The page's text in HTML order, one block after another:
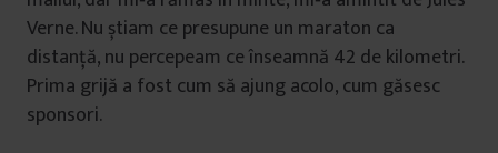
Verne. Nu știam ce presupune un maraton ca
distanță, nu percepeam ce înseamnă 42 de kilometri.
Prima grijă a fost cum să ajung acolo, cum găsesc
sponsori.